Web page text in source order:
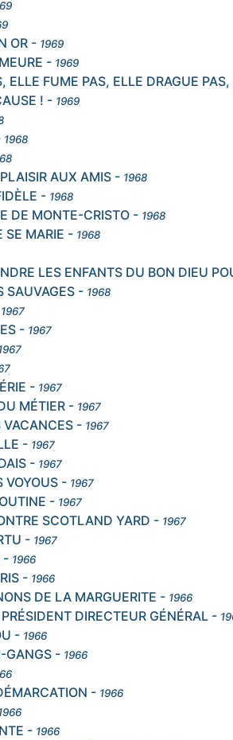
OR - 1969
- 1969
ELLE FUME PAS, ELLE DRAGUE PAS,
! - 1969
1968
AUX AMIS - 1968
- 1968
DE MONTE-CRISTO - 1968
SE MARIE - 1968
LES ENFANTS DU BON DIEU
SAUVAGES - 1968
1967
- 1967
- 1967
MÉTIER - 1967
VACANCES - 1967
- 1967
- 1967
VOYOUS - 1967
- 1967
SCOTLAND YARD - 1967
- 1967
- 1966
- 1966
DE LA MARGUERITE - 1966
DIRECTEUR GÉNÉRAL -
- 1966
GANGS - 1966
- 1966
- 1966